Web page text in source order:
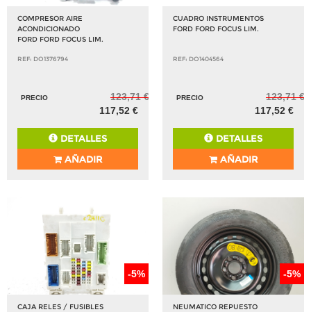
COMPRESOR AIRE
ACONDICIONADO
FORD FORD FOCUS LIM.
REF: DO1376794
PRECIO
123,71 €
117,52 €
DETALLES
AÑADIR
CUADRO INSTRUMENTOS
FORD FORD FOCUS LIM.
REF: DO1404564
PRECIO
123,71 €
117,52 €
DETALLES
AÑADIR
-5%
CAJA RELES / FUSIBLES
-5%
NEUMATICO REPUESTO